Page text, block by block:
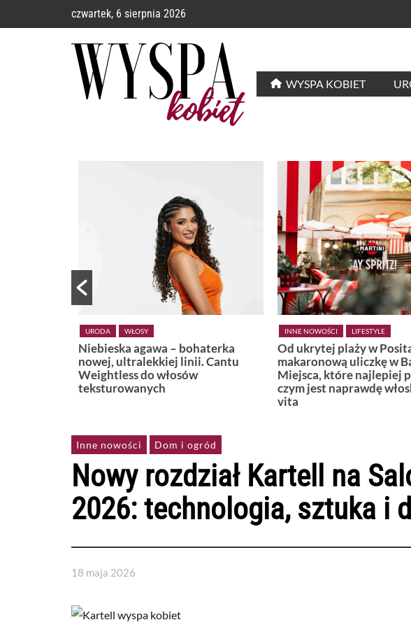
czwartek, 6 sierpnia 2026
WYSPA KOBIET
INNE NOWOŚCI
Od ukrytej plaży w Positano po
makaronową uliczkę w Bari.
Miejsca, które najlepiej pokazują,
czym jest naprawdę włoskie dolce
KSIĄŻKI POWIEŚĆ
Widzę, że interesuje cię
Inne nowości Dom i ogród
Nowy rozdział Kartell na
2026: technologia, sztuka i
18 maja 2026